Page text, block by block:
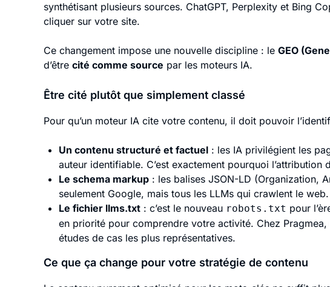
synthétisant plusieurs sources. ChatGPT, Perplexity et Bing
cliquer sur votre site.
Ce changement impose une nouvelle discipline : le GEO
d’être cité comme source par les moteurs IA.
Être cité plutôt que simplement classé
Pour qu’un moteur IA cite votre contenu, il doit pouvoir
Un contenu structuré et factuel : les IA privilégient les
auteur identifiable. C’est exactement pourquoi
Le schema markup : les balises JSON-LD (Organization,
seulement Google, mais tous les LLMs qui crawlent le web.
Le fichier llms.txt : c’est le nouveau robots.txt pour
en priorité pour comprendre votre activité. Chez
études de cas les plus représentatives.
Ce que ça change pour votre stratégie de contenu